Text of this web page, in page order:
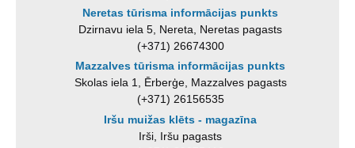
Neretas tūrisma informācijas punkts
Dzirnavu iela 5, Nereta, Neretas pagasts
(+371) 26674300
Mazzalves tūrisma informācijas punkts
Skolas iela 1, Ērberģe, Mazzalves pagasts
(+371) 26156535
Iršu muižas klēts - magazīna
Irši, Iršu pagasts